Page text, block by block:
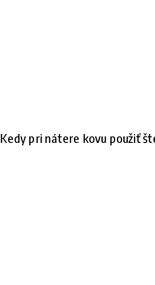
Kedy pri nátere kovu použiť